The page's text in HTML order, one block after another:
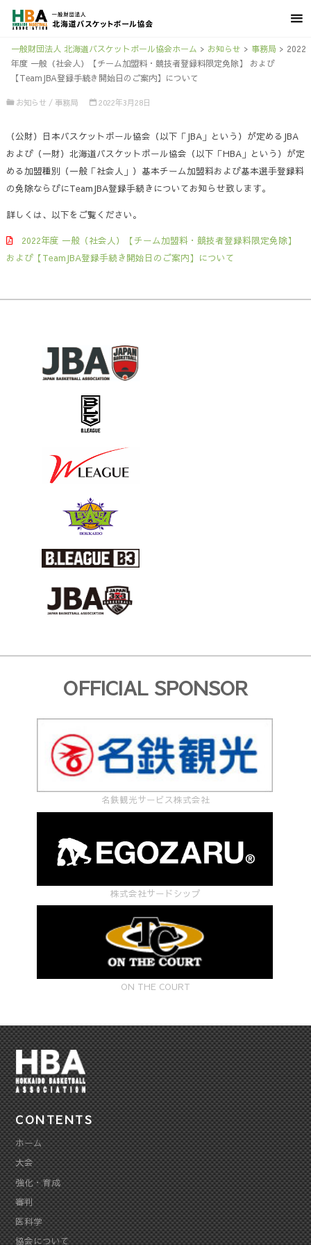
一般財団法人 北海道バスケットボール協会ホーム > お知らせ > 事務局 > 2022
年度 一般（社会人）【チーム加盟料・競技者登録料限定免除】 および
【TeamJBA登録手続き開始日のご案内】について
お知らせ / 事務局 2022年3月28日
（公財）日本バスケットボール協会（以下「JBA」という）が定めるJBA
および（一財）北海道バスケットボール協会（以下「HBA」という）が定
める加盟種別（一般「社会人」）基本チーム加盟料および基本選手登録料
の免除ならびにTeamJBA登録手続きについてお知らせ致します。
詳しくは、以下をご覧ください。
2022年度 一般（社会人）【チーム加盟料・競技者登録料限定免除】
および【TeamJBA登録手続き開始日のご案内】について
OFFICIAL SPONSOR
名鉄観光サービス株式会社
株式会社サードシップ
ON THE COURT
CONTENTS
ホーム
大会
強化・育成
審判
医科学
協会について